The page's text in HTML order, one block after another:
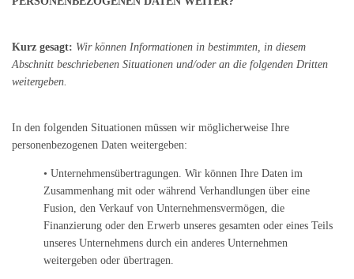
Kurz gesagt: Wir können Informationen in bestimmten, in diesem
Abschnitt beschriebenen Situationen und/oder an die folgenden Dritten
weitergeben.
In den folgenden Situationen müssen wir möglicherweise Ihre
personenbezogenen Daten weitergeben:
• Unternehmensübertragungen. Wir können Ihre Daten im
Zusammenhang mit oder während Verhandlungen über eine
Fusion, den Verkauf von Unternehmensvermögen, die
Finanzierung oder den Erwerb unseres gesamten oder eines Teils
unseres Unternehmens durch ein anderes Unternehmen
weitergeben oder übertragen.